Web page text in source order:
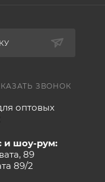
ЗВОНОК
оптовых
и шоу-рум:
89
89/2